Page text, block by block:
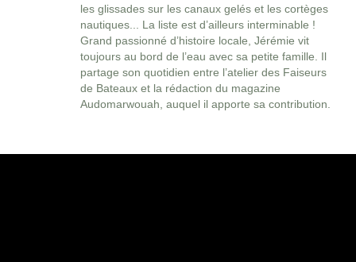
les glissades sur les canaux gelés et les cortèges
nautiques... La liste est d’ailleurs interminable !
Grand passionné d’histoire locale, Jérémie vit
toujours au bord de l’eau avec sa petite famille. Il
partage son quotidien entre l’atelier des Faiseurs
de Bateaux et la rédaction du magazine
Audomarwouah, auquel il apporte sa contribution.